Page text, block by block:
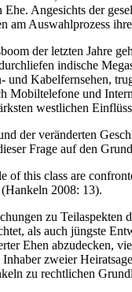
Angesichts der
am Auswahlprozess
der letzten Jahre
indische
und Kabelfernsehen,
und
westlichen
der veränderten
Frage auf den
of this class are
2008: 13).
zu
als auch jüngste
Ehen abzudecken,
zweier
zu rechtlichen